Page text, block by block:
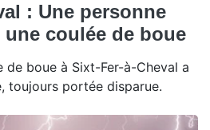
: Une personne
coulée de boue
de boue à Sixt-Fer-à-Cheval a
toujours portée disparue.